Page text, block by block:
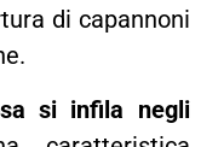
di capannoni
si infila negli